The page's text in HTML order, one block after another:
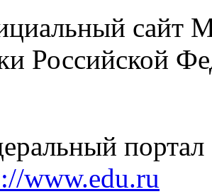
сайт
Российской
портал
www.edu.ru